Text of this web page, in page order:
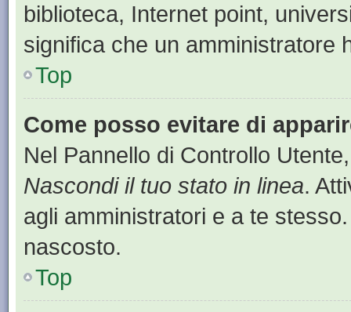
biblioteca, Internet point,
significa che un amministratore
Top
Come posso evitare di
Nel Pannello di Controllo
Nascondi il tuo stato in linea.
agli amministratori e a te
nascosto.
Top